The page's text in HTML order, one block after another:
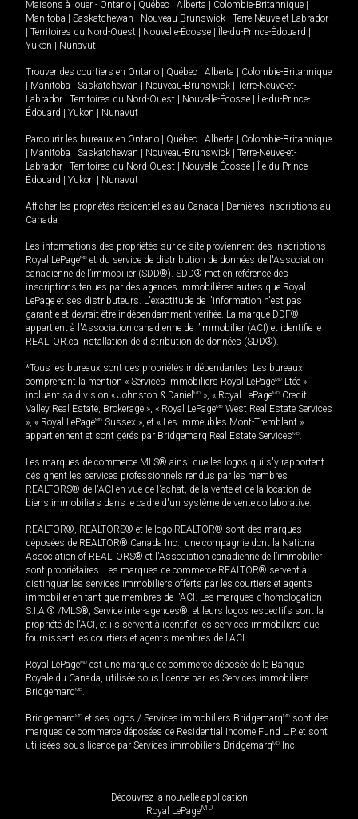
Maisons à louer - Ontario | Québec | Alberta | Colombie-Britannique |
Manitoba | Saskatchewan | Nouveau-Brunswick | Terre-Neuve-et-Labrador
| Territoires du Nord-Ouest | Nouvelle-Écosse | Île-du-Prince-Édouard |
Yukon | Nunavut
Trouver des courtiers en Ontario | Québec | Alberta | Colombie-Britannique
| Manitoba | Saskatchewan | Nouveau-Brunswick | Terre-Neuve-et-
Labrador | Territoires du Nord-Ouest | Nouvelle-Écosse | Île-du-Prince-
Édouard | Yukon | Nunavut
Parcourir les bureaux en Ontario | Québec | Alberta | Colombie-Britannique
| Manitoba | Saskatchewan | Nouveau-Brunswick | Terre-Neuve-et-
Labrador | Territoires du Nord-Ouest | Nouvelle-Écosse | Île-du-Prince-
Édouard | Yukon | Nunavut
Afficher les propriétés résidentielles au Canada | Dernières inscriptions au
Canada
Les informations des propriétés sur ce site proviennent des inscriptions
Royal LePageMD et du service de distribution de données de l'Association
canadienne de l’immobilier (SDD®). SDD® met en référence des
inscriptions tenues par des agences immobilières autres que Royal
LePage et ses distributeurs. L'exactitude de l'information n'est pas
garantie et devrait être indépendamment vérifiée. La marque DDF®
appartient à l'Association canadienne de l’immobilier (ACI) et identifie le
REALTOR.ca Installation de distribution de données (SDD®).
*Tous les bureaux sont des propriétés indépendantes. Les bureaux
comprenant la mention « Services immobiliers Royal LePageMD Ltée »,
incluant sa division « Johnston & Daniel MD », « Royal LePageMD Credit
Valley Real Estate, Brokerage », « Royal LePageMD West Real Estate Services
», « Royal LePageMD Sussex », et « Les immeubles Mont-Tremblant »
appartiennent et sont gérés par Bridgemarq Real Estate ServicesMD
Les marques de commerce MLS® ainsi que les logos qui s'y rapportent
désignent les services professionnels rendus par les membres
REALTORS® de l'ACI en vue de l'achat, de la vente et de la location de
biens immobiliers dans le cadre d'un système de vente collaborative.
REALTOR®, REALTORS® et le logo REALTOR® sont des marques
déposées de REALTOR® Canada Inc., une compagnie dont la National
Association of REALTORS® et l'Association canadienne de l’immobilier
sont propriétaires. Les marques de commerce REALTOR® servent à
distinguer les services immobiliers offerts par les courtiers et agents
immobilier en tant que membres de l'ACI. Les marques d'homologation
S.I.A.® /MLS®, Service inter-agences®, et leurs logos respectifs sont la
propriété de l'ACI, et ils servent à identifier les services immobiliers que
fournissent les courtiers et agents membres de l'ACI.
Royal LePageMD est une marque de commerce déposée de la Banque
Royale du Canada, utilisée sous licence par les Services immobiliers
BridgemarqMD
BridgemarqMD et ses logos / Services immobiliers BridgemarqMD sont des
marques de commerce déposées de Residential Income Fund L.P. et sont
utilisées sous licence par Services immobiliers BridgemarqMD Inc.
Découvrez la nouvelle application
Royal LePageMD